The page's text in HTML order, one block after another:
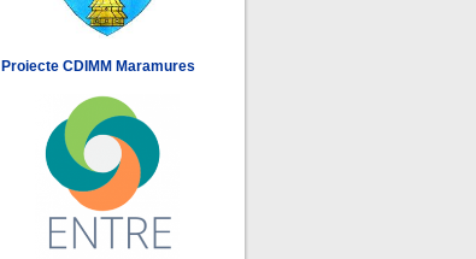
Proiecte CDIMM Maramures